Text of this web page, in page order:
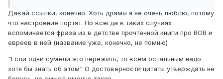
Давай ссылки, конечно. Хоть драмы я не очень люблю, потому
что настроение портят. Но всегда в таких случаях
вспоминается фраза из в детстве прочтённой книги про ВОВ и
евреев в ней (название уже, конечно, не помню)
"Если одни сумели это пережить, то всем остальным надо
хотя бы знать об этом" О достоверности цитаты утверждать не